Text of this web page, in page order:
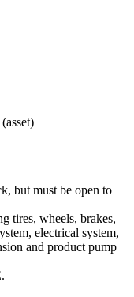
but must be open to
tires, wheels, brakes,
electrical system,
and product pump